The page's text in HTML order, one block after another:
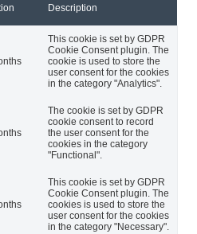
Description
This cookie is set by GDPR
Cookie Consent plugin. The
cookie is used to store the
user consent for the cookies
in the category "Analytics".
The cookie is set by GDPR
cookie consent to record
the user consent for the
cookies in the category
"Functional".
This cookie is set by GDPR
Cookie Consent plugin. The
cookies is used to store the
user consent for the cookies
in the category "Necessary".